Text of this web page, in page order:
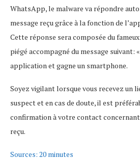
WhatsApp, le malware va répondre
message reçu grâce à la fonction de
Cette réponse sera composée du
piégé accompagné du message suivant:
application et gagne un smartphone.
Soyez vigilant lorsque vous recevez un
suspect et en cas de doute, il est
confirmation à votre contact concernant
reçu.
Sources: 20 minutes